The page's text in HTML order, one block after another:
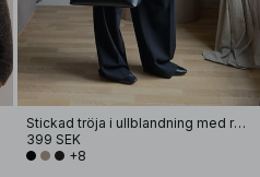
Stickad tröja i ullblandning med rund halsringning
399 SEK
+8